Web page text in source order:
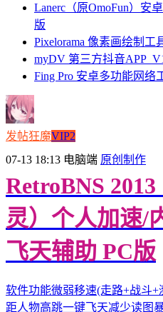
Lanerc（原OmoFun）安
版
Pixelorama 像素画绘制工
myDV 第三方抖音
Fing Pro 安卓多功能网络
发帖狂魔VIP2
07-13 18:13 电脑端 原创制作
RetroBNS
灵）个人加速/
飞天辅助 PC版
软件功能微弱移速(走路+战斗
距人物高跳一键飞天减少读图